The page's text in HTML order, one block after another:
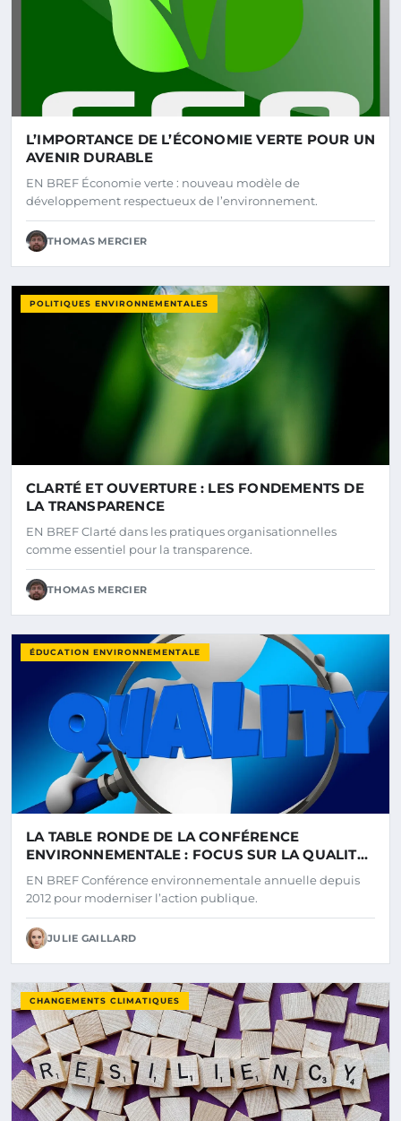
L’IMPORTANCE DE L’ÉCONOMIE VERTE POUR UN
AVENIR DURABLE
EN BREF Économie verte : nouveau modèle de
développement respectueux de l’environnement.
THOMAS MERCIER
POLITIQUES ENVIRONNEMENTALES
CLARTÉ ET OUVERTURE : LES FONDEMENTS DE
LA TRANSPARENCE
EN BREF Clarté dans les pratiques organisationnelles
comme essentiel pour la transparence.
THOMAS MERCIER
ÉDUCATION ENVIRONNEMENTALE
LA TABLE RONDE DE LA CONFÉRENCE
ENVIRONNEMENTALE : FOCUS SUR LA QUALITÉ
DE L’EAU ET L’ÉDUCATION
EN BREF Conférence environnementale annuelle depuis
2012 pour moderniser l’action publique.
JULIE GAILLARD
CHANGEMENTS CLIMATIQUES